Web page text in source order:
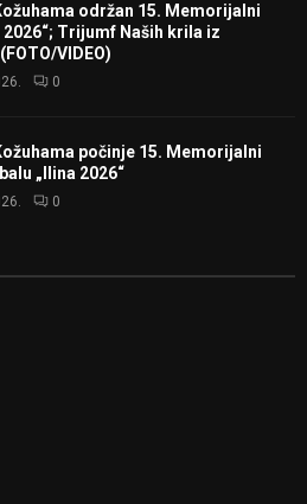
održan 15. Memorijalni
Trijumf Naših krila iz
VIDEO)
0
počinje 15. Memorijalni
„Ilina 2026“
0